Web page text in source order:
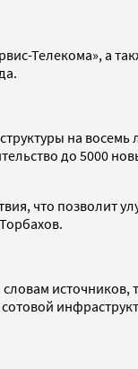
Телекома», а
на
до 5000
что позволит
источников,